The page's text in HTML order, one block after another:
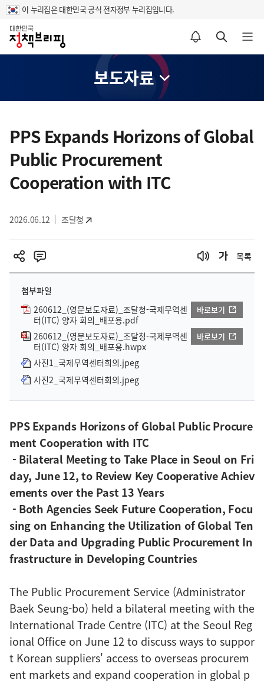
이 누리집은 대한민국 공식 전자정부 누리집입니다.
홈
알림설정 바로가기 검색 바로가기 메뉴 열기
보도자료
텐
츠
영
역
PPS Expands Horizons of Global
Public Procurement
Cooperation with ITC
2026.06.12 조달청
목록
첨부파일
260612_(영문보도자료)_조달청-국제무역센
터(ITC) 양자 회의_배포용.pdf
바로보기
260612_(영문보도자료)_조달청-국제무역센
터(ITC) 양자 회의_배포용.hwpx
바로보기
사진1_국제무역센터희의.jpeg
사진2_국제무역센터회의.jpeg
PPS Expands Horizons of Global Public Procure
ment Cooperation with ITC
- Bilateral Meeting to Take Place in Seoul on Fri
day, June 12, to Review Key Cooperative Achiev
ements over the Past 13 Years
- Both Agencies Seek Future Cooperation, Focu
sing on Enhancing the Utilization of Global Ten
der Data and Upgrading Public Procurement In
frastructure in Developing Countries
The Public Procurement Service (Administrator
Baek Seung-bo) held a bilateral meeting with the
International Trade Centre (ITC) at the Seoul Reg
ional Office on June 12 to discuss ways to suppor
t Korean suppliers' access to overseas procurem
ent markets and expand cooperation in global p